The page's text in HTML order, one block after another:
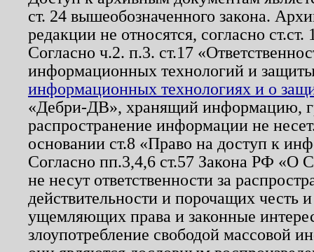
ст. 24 вышеобозначенного закона.
редакции не относятся, согласно
Согласно ч.2. п.3. ст.17
информационных технологий и
информационных технологиях и о
«Дебри-ДВ», хранящий информацию,
распространение информации не
основании ст.8 «Право на доступ к
Согласно пп.3,4,6 ст.57 Закона РФ «О
не несут ответственности за
действительности и порочащих честь
ущемляющих права и законные
злоупотребление свободой массовой